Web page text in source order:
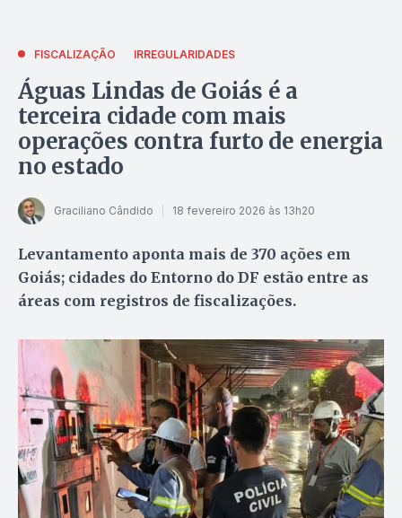
FISCALIZAÇÃO IRREGULARIDADES
Águas Lindas de Goiás é a
terceira cidade com mais
operações contra furto de energia
no estado
Graciliano Cândido 18 fevereiro 2026 às 13h20
Levantamento aponta mais de 370 ações em
Goiás; cidades do Entorno do DF estão entre as
áreas com registros de fiscalizações.